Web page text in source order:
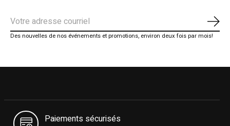
Des nouvelles de nos événements et promotions, environ deux fois par mois!
Paiements sécurisés